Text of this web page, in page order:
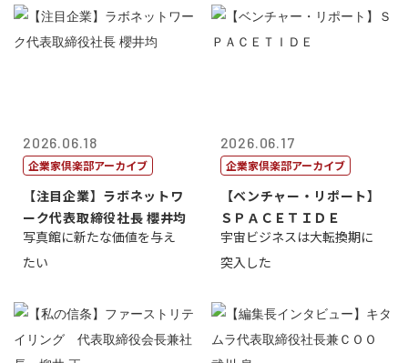
2026.06.18
企業家倶楽部アーカイブ
【注目企業】ラボネットワ
ーク代表取締役社長 櫻井均
写真館に新たな価値を与え
たい
2026.06.17
企業家倶楽部アーカイブ
【ベンチャー・リポート】
ＳＰＡＣＥＴＩＤＥ
宇宙ビジネスは大転換期に
突入した